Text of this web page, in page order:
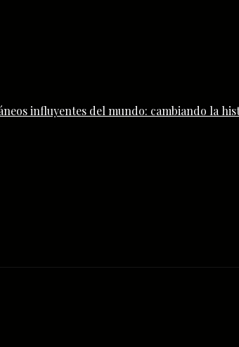
influyentes del mundo: cambiando la